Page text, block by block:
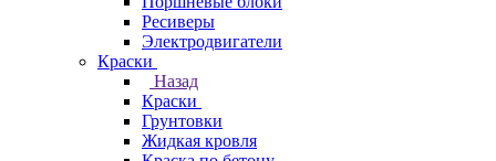
Ресиверы
Электродвигатели
Краски
Назад
Краски
Грунтовки
Жидкая кровля